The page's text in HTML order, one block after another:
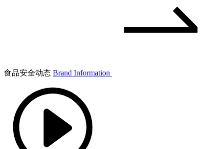
食品安全动态 Brand Information